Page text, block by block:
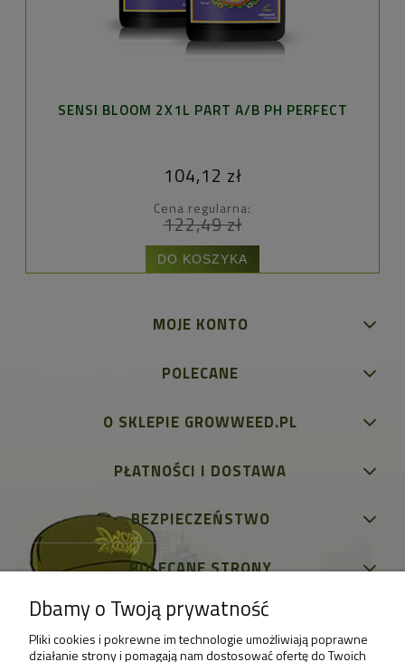
SENSI BLOOM 2X1L PART A/B PH PERFECT
104,12 zł
Cena regularna:
122,49 zł
DO KOSZYKA
MOJE KONTO
POLECANE
O SKLEPIE GROWWEED.PL
PŁATNOŚCI I DOSTAWA
BEZPIECZEŃSTWO
POLECANE STRONY
Dbamy o Twoją prywatność
Pliki cookies i pokrewne im technologie umożliwiają poprawne
działanie strony i pomagają nam dostosować ofertę do Twoich